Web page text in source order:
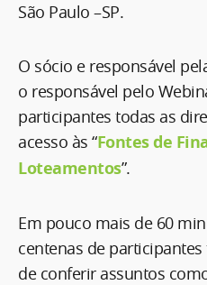
São Paulo –SP.
O sócio e responsável
o responsável pelo
participantes todas as
acesso às “Fontes de
Loteamentos”.
Em pouco mais de 60
centenas de
de conferir assuntos